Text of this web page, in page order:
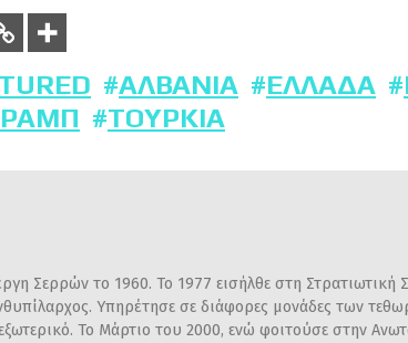
ΑΛΒΑΝΊΑ ΕΛΛΆΔΑ
ΤΟΥΡΚΊΑ
Σερρών το 1960. Το 1977 εισήλθε στη Στρατιωτική
Υπηρέτησε σε διάφορες μονάδες των
Το Μάρτιο του 2000, ενώ φοιτούσε στην